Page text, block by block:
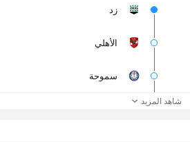
زد
الأهلي
سموحة
شاهد المزيد